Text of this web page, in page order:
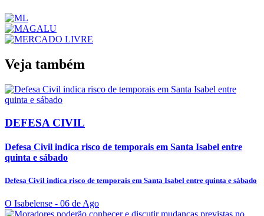
Veja também
DEFESA CIVIL
Defesa Civil indica risco de temporais em Santa Isabel entre
quinta e sábado
Defesa Civil indica risco de temporais em Santa Isabel entre quinta e sábado
O Isabelense - 06 de Ago